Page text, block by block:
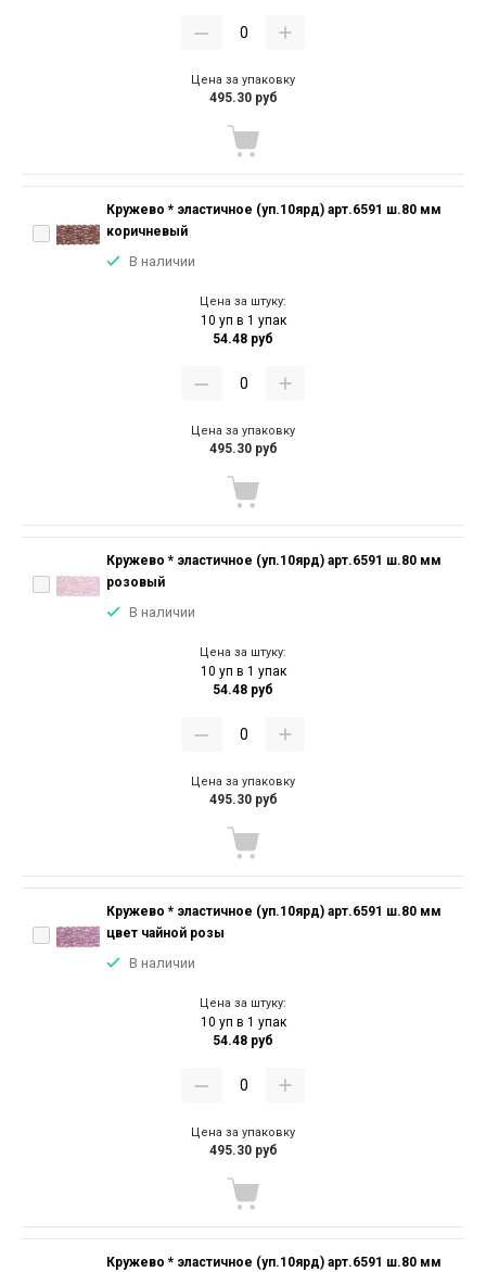
Цена за упаковку
495.30 руб
Кружево * эластичное (уп.10ярд) арт.6591 ш.80 мм
коричневый
В наличии
Цена за штуку:
10 уп в 1 упак
54.48 руб
Цена за упаковку
495.30 руб
Кружево * эластичное (уп.10ярд) арт.6591 ш.80 мм
розовый
В наличии
Цена за штуку:
10 уп в 1 упак
54.48 руб
Цена за упаковку
495.30 руб
Кружево * эластичное (уп.10ярд) арт.6591 ш.80 мм
цвет чайной розы
В наличии
Цена за штуку:
10 уп в 1 упак
54.48 руб
Цена за упаковку
495.30 руб
Кружево * эластичное (уп.10ярд) арт.6591 ш.80 мм